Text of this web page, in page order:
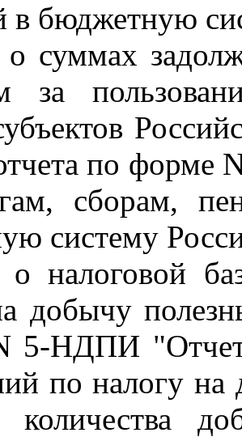
в бюджетную
суммах
за
по
сборам,
систему
о налоговой
добычу
5-НДПИ "Отчет
по налогу